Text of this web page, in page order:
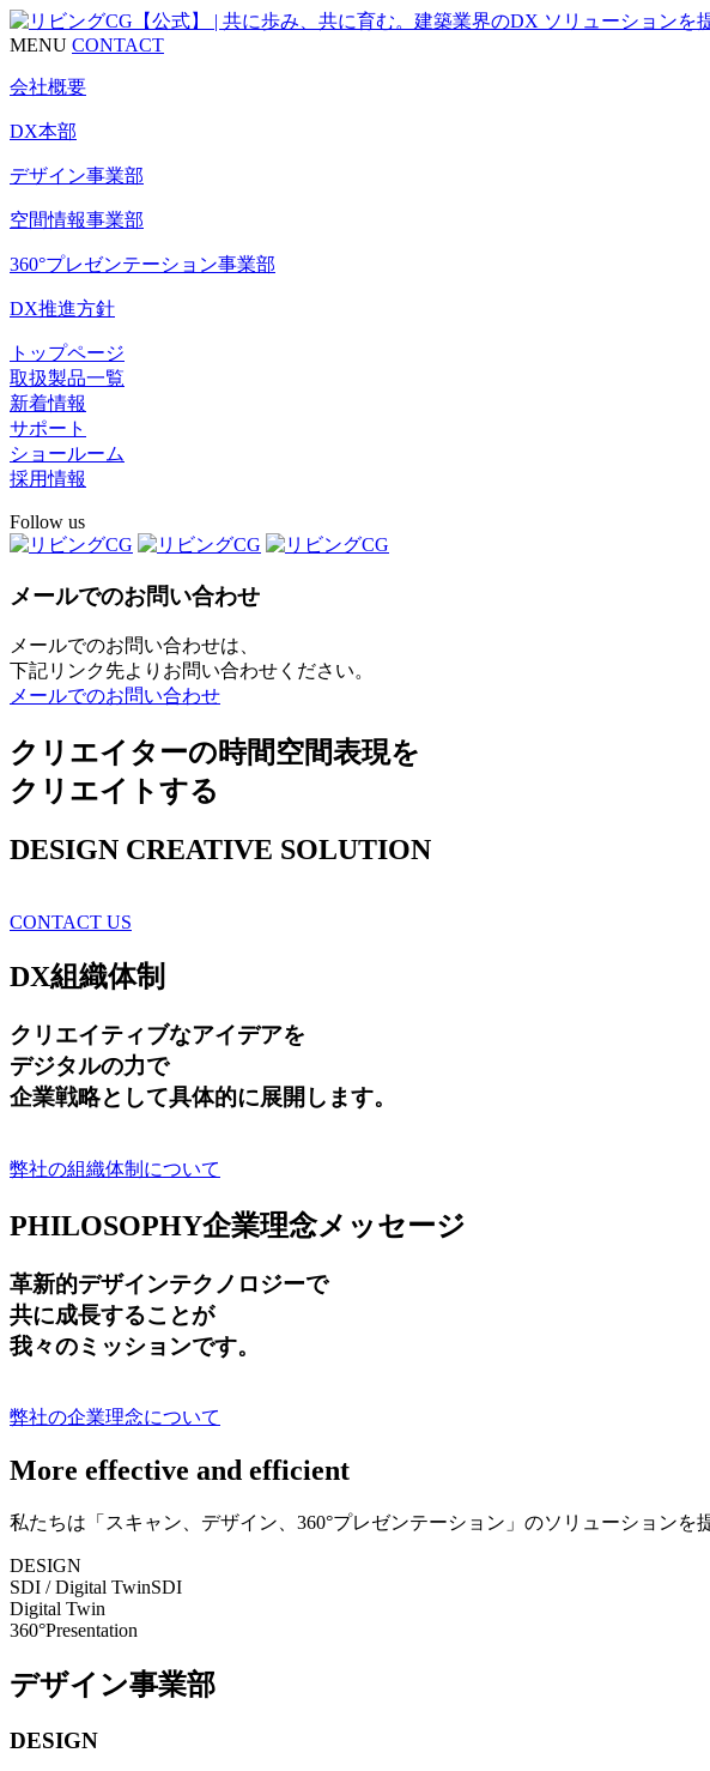
MENU CONTACT
会社概要
DX本部
デザイン事業部
空間情報事業部
360°プレゼンテーション事業部
DX推進方針
トップページ
取扱製品一覧
新着情報
サポート
ショールーム
採用情報
Follow us
メールでのお問い合わせ
メールでのお問い合わせは、
下記リンク先よりお問い合わせください。
メールでのお問い合わせ
クリエイターの時間空間表現を
クリエイトする
DESIGN CREATIVE SOLUTION
CONTACT US
DX組織体制
クリエイティブなアイデアを
デジタルの力で
企業戦略として具体的に展開します。
弊社の組織体制について
PHILOSOPHY企業理念メッセージ
革新的デザインテクノロジーで
共に成長することが
我々のミッションです。
弊社の企業理念について
More effective and efficient
私たちは「スキャン、デザイン、360°プレゼンテーション」のソリューションを
DESIGN
SDI / Digital TwinSDI
Digital Twin
360°Presentation
デザイン事業部
DESIGN